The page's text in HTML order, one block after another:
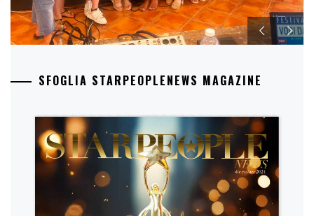
SFOGLIA STARPEOPLENEWS MAGAZINE